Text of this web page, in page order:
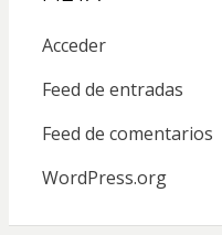
Acceder
Feed de entradas
Feed de comentarios
WordPress.org